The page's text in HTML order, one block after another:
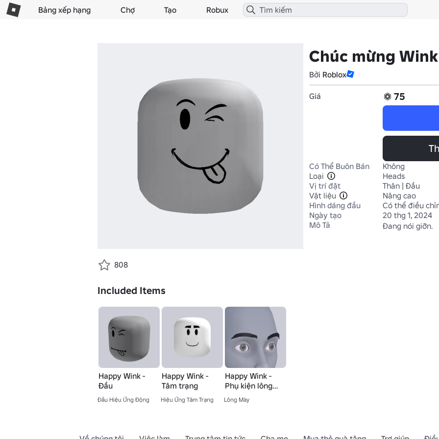
Bảng xếp hạng Chợ Tạo Robux
Chúc mừng Wink
Bởi Roblox
Giá
75
Có Thể Buôn Bán
Không
Loại
Heads
Vị trí đặt
Thân | Đầu
Vật liệu
Nâng cao
Hình dáng đầu
Có thể điều
Ngày tạo
20 thg 1, 2024
Mô Tả
Đang nói giỡn.
808
Included Items
Happy Wink -
Đầu
Đầu Hiệu Ứng Động
Happy Wink -
Tâm trạng
Hiệu Ứng Tâm Trạng
Happy Wink -
Phụ kiện lông
mày
Lông Mày